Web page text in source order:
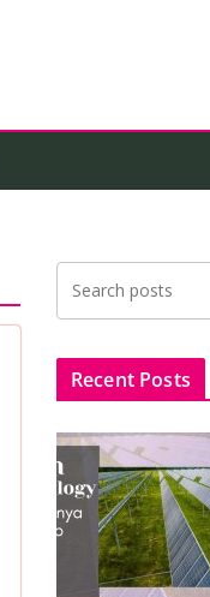
Recent Posts